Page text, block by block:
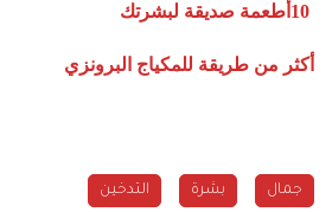
10 أطعمة صديقة لبشرتك
أكثر من طريقة للمكياج البرونزي
جمال بشرة التدخين